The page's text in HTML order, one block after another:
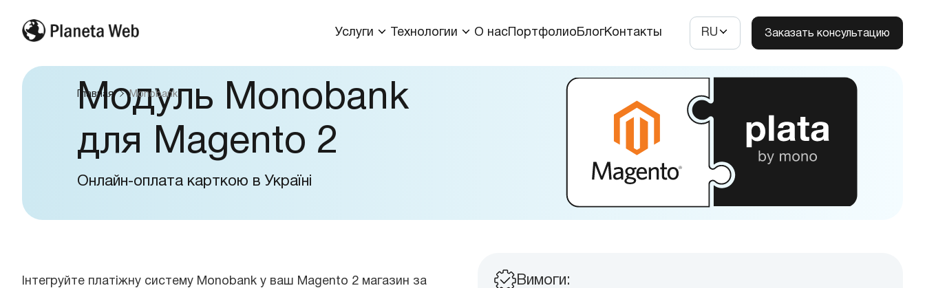
Услуги Технологии О нас ПортфолиоБлогКонтакты Заказать консультацию
RU
Главная Monobank
Мoдуль Monobank
для Magento 2
Онлайн-оплата карткою в Україні
Інтегруйте платіжну систему Monobank у ваш Magento 2 магазин за
Вимоги: